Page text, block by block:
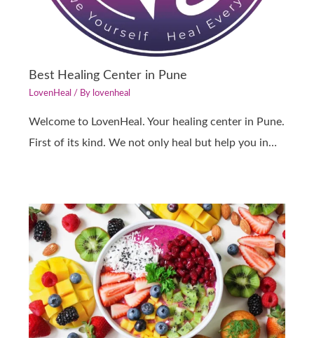
Best Healing Center in Pune
LovenHeal / By lovenheal
Welcome to LovenHeal. Your healing center in Pune.
First of its kind. We not only heal but help you in…